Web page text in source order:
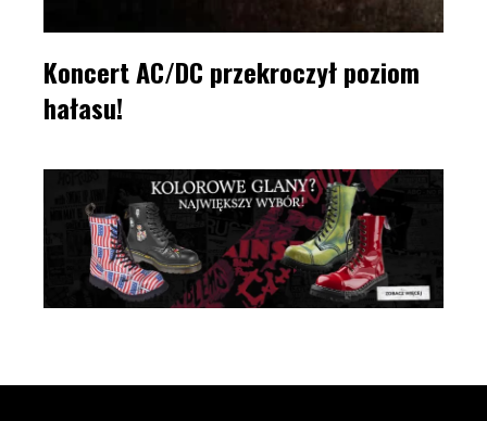
Koncert AC/DC przekroczył poziom
hałasu!